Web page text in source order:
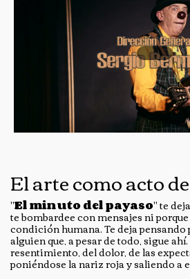
El arte como acto
"El minuto del payaso" te
te bombardee con mensajes ni
condición humana. Te deja pensando
alguien que, a pesar de todo, sigue
resentimiento, del dolor, de las
poniéndose la nariz roja y saliendo a